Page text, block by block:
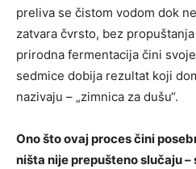
preliva se čistom vodom dok
zatvara čvrsto, bez
prirodna fermentacija čini
sedmice dobija rezultat koji
nazivaju – „zimnica za dušu“.
Ono što ovaj proces čini
ništa nije prepušteno slučaju